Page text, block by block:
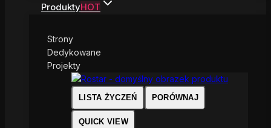
ProduktyHOT
Strony
Dedykowane
Projekty
LISTA ŻYCZEŃ PORÓWNAJ
QUICK VIEW